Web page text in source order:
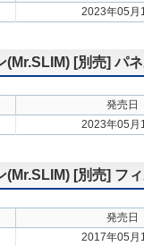
2023年05月
[別売] パ
発売日
2023年05月
[別売] フ
発売日
2017年05月